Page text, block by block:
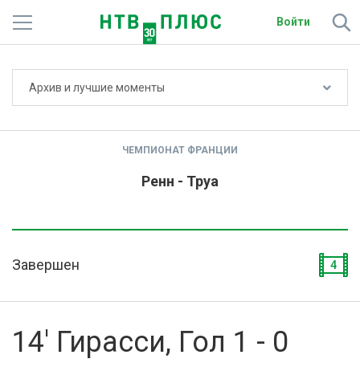
Войти
О сайте
Архив и лучшие моменты
ЧЕМПИОНАТ ФРАНЦИИ
Ренн - Труа
Завершен 4
14' Гирасси, Гол 1 - 0